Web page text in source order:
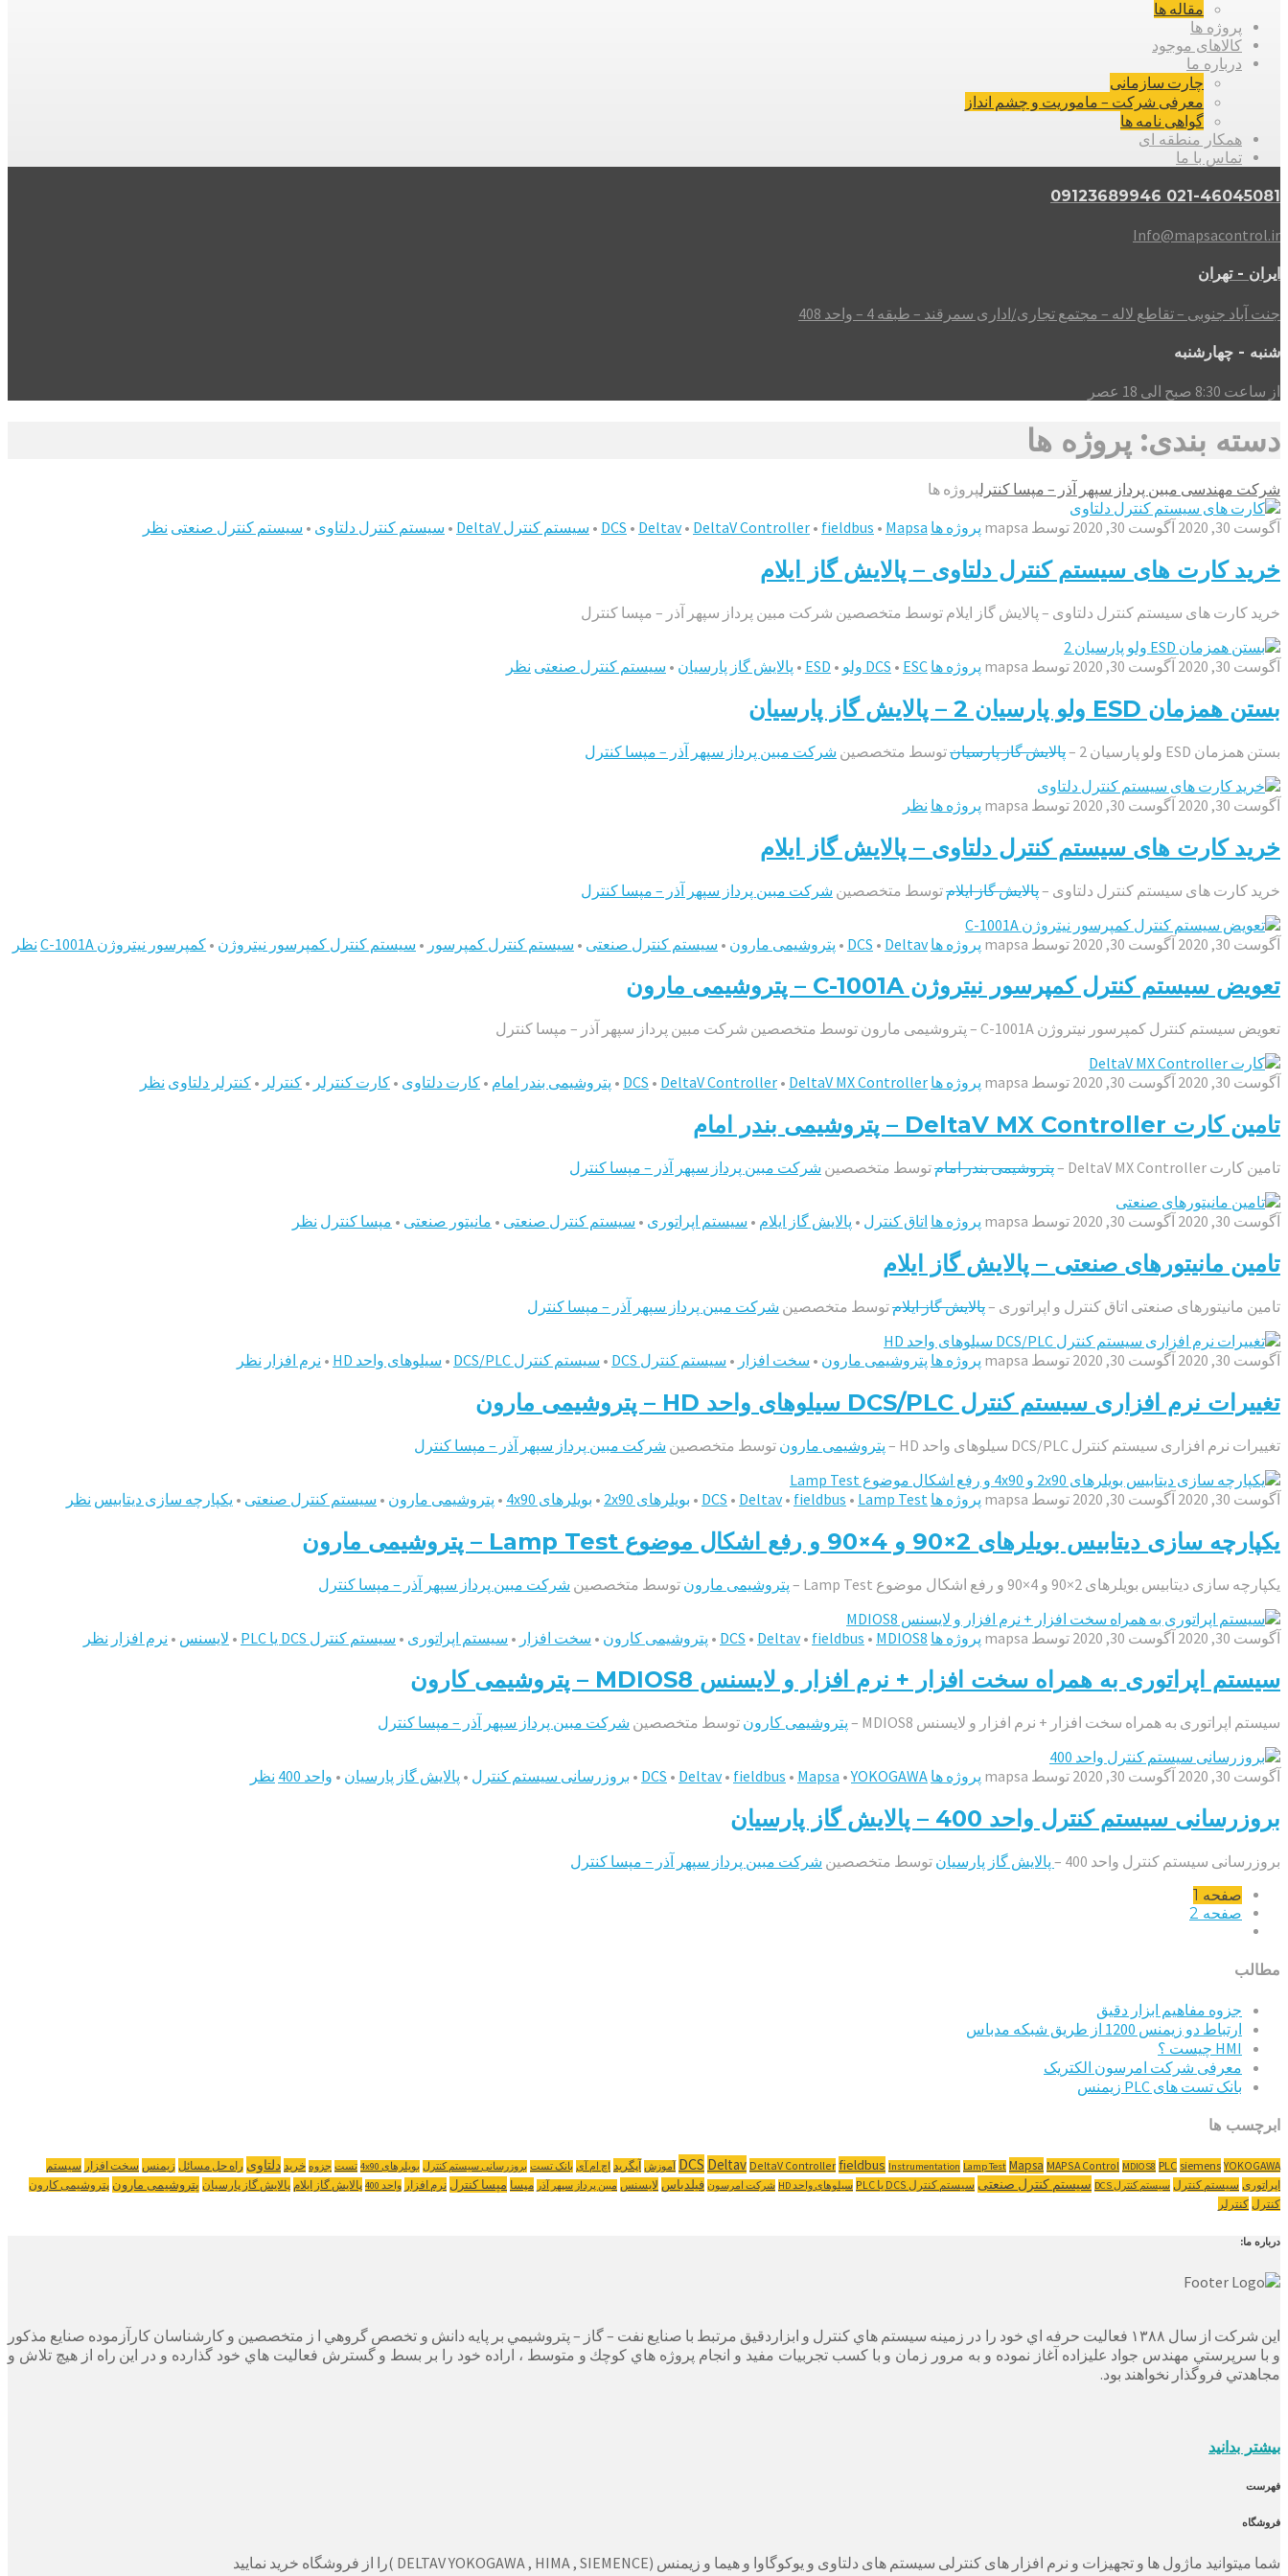
مقاله ها
پروژه ها
کالاهای موجود
درباره ما
چارت سازمانی
معرفی شرکت – ماموریت و چشم انداز
گواهی نامه ها
همکار منطقه ای
تماس با ما
021-46045081 09123689946
Info@mapsacontrol.ir
ایران - تهران
جنت آباد جنوبی – تقاطع لاله – مجتمع تجاری/اداری سمرقند – طبقه 4 – واحد 408
شنبه - چهارشنبه
از ساعت 8:30 صبح الی 18 عصر
دسته بندی: پروژه ها
شرکت مهندسی مبین پرداز سپهر آذر – مپسا کنترلپروژه ها
آگوست 30, 2020
آگوست 30, 2020 توسط mapsa پروژه ها DCS • Deltav• DeltaV Controller • fieldbus • Mapsa
• سیستم کنترل DeltaV • سیستم کنترل دلتاوی • سیستم کنترل صنعتی نظر
خرید کارت های سیستم کنترل دلتاوی – پالایش گاز ایلام
خرید کارت های سیستم کنترل دلتاوی – پالایش گاز ایلام توسط متخصصین شرکت مبین پرداز سپهر آذر – مپسا کنترل
آگوست 30, 2020 آگوست 30, 2020 توسط mapsa پروژه ها DCS • ESC ولو •
ESD
• پالایش گاز پارسیان • سیستم کنترل صنعتی نظر
بستن همزمان ESD ولو پارسیان 2 – پالایش گاز پارسیان
بستن همزمان ESD ولو پارسیان 2 – پالایش گاز پارسیانتوسط متخصصین شرکت مبین پرداز سپهر آذر – مپسا کنترل
آگوست 30, 2020 آگوست 30, 2020 توسط mapsa پروژه ها نظر
خرید کارت های سیستم کنترل دلتاوی – پالایش گاز ایلام
خرید کارت های سیستم کنترل دلتاوی –پالایش گاز ایلامتوسط متخصصین شرکت مبین پرداز سپهر آذر – مپسا کنترل
آگوست 30, 2020 آگوست 30, 2020 توسط mapsa پروژه ها DCS • Deltav
• پتروشیمی مارون • سیستم کنترل صنعتی • سیستم کنترل کمپرسور • سیستم کنترل کمپرسور نیتروژن • کمپرسور نیتروژن C-1001A نظر
تعویض سیستم کنترل کمپرسور نیتروژن C-1001A – پتروشیمی مارون
تعویض سیستم کنترل کمپرسور نیتروژن C-1001A – پتروشیمی مارون توسط متخصصین شرکت مبین پرداز سپهر آذر – مپسا کنترل
آگوست 30, 2020 آگوست 30, 2020 توسط mapsa پروژه ها DCS • DeltaV Controller • DeltaV MX Controller
• پتروشیمی بندر امام • کارت دلتاوی • کارت کنترلر • کنترلر • کنترلر دلتاوی نظر
تامین کارت DeltaV MX Controller – پتروشیمی بندر امام
تامین کارت DeltaV MX Controller – پتروشیمی بندر امامتوسط متخصصین شرکت مبین پرداز سپهر آذر – مپسا کنترل
آگوست 30, 2020 آگوست 30, 2020 توسط mapsa پروژه ها اتاق کنترل • پالایش گاز ایلام • سیستم اپراتوری • سیستم کنترل صنعتی • مانیتور صنعتی • مپسا کنترل نظر
تامین مانیتورهای صنعتی – پالایش گاز ایلام
تامین مانیتورهای صنعتی اتاق کنترل و اپراتوری –پالایش گاز ایلامتوسط متخصصین شرکت مبین پرداز سپهر آذر – مپسا کنترل
آگوست 30, 2020 آگوست 30, 2020 توسط mapsa پروژه ها پتروشیمی مارون • سخت افزار • سیستم کنترل DCS • سیستم کنترل DCS/PLC • سیلوهای واحد HD • نرم افزار نظر
تغییرات نرم افزاری سیستم کنترل DCS/PLC سیلوهای واحد HD – پتروشیمی مارون
تغییرات نرم افزاری سیستم کنترل DCS/PLC سیلوهای واحد HD – پتروشیمی مارون توسط متخصصین شرکت مبین پرداز سپهر آذر – مپسا کنترل
آگوست 30, 2020 آگوست 30, 2020 توسط mapsa پروژه ها DCS • Deltav• fieldbus • Lamp Test
• بویلرهای 2x90 • بویلرهای 4x90 • پتروشیمی مارون • سیستم کنترل صنعتی • یکپارچه سازی دیتابیس نظر
یکپارچه سازی دیتابیس بویلرهای 2×90 و 4×90 و رفع اشکال موضوع Lamp Test – پتروشیمی مارون
یکپارچه سازی دیتابیس بویلرهای 2×90 و 4×90 و رفع اشکال موضوع Lamp Test – پتروشیمی مارون توسط متخصصین شرکت مبین پرداز سپهر آذر – مپسا کنترل
آگوست 30, 2020 آگوست 30, 2020 توسط mapsa پروژه ها DCS • Deltav• fieldbus • MDIOS8
• پتروشیمی کارون • سخت افزار • سیستم اپراتوری • سیستم کنترل ‌DCS یا PLC • لایسنس • نرم افزار نظر
سیستم اپراتوری به همراه سخت افزار + نرم افزار و لایسنس MDIOS8 – پتروشیمی کارون
سیستم اپراتوری به همراه سخت افزار + نرم افزار و لایسنس MDIOS8 – پتروشیمی کارون توسط متخصصین شرکت مبین پرداز سپهر آذر – مپسا کنترل
آگوست 30, 2020 آگوست 30, 2020 توسط mapsa پروژه ها DCS • Deltav• fieldbus • Mapsa •YOKOGAWA
• بروزرسانی سیستم کنترل • پالایش گاز پارسیان • واحد 400 نظر
بروزرسانی سیستم کنترل واحد 400 – پالایش گاز پارسیان
بروزرسانی سیستم کنترل واحد 400 – پالایش گاز پارسیان توسط متخصصین شرکت مبین پرداز سپهر آذر – مپسا کنترل
صفحه 1
صفحه 2
مطالب
جزوه مفاهیم ابزار دقیق
ارتباط دو زیمنس 1200 از طریق شبکه مدباس
HMI چیست ؟
معرفی شرکت امرسون الکتریک
بانک تست های PLC زیمنس
ابرچسب ها
DCS Deltav DeltaV Controller fieldbus Instrumentation Lamp Test Mapsa MAPSA Control MDIOS8 PLC siemens YOKOGAWA آموزش آپگرید اچ ام آی بانک تست بروزرسانی سیستم کنترل بویلرهای 4x90 تست جزوه خرید دلتاوی راه حل مسائل زیمنس سخت افزار سیستم
اپراتوری سیستم کنترل سیستم کنترل DCS سیستم کنترل صنعتی سیستم کنترل ‌DCS یا PLC سیلوهای واحد HD شرکت امرسون فیلدباس لایسنس مبین پرداز سپهر آذر مپسا مپسا کنترل نرم افزار واحد 400 پالایش گاز ایلام پالایش گاز پارسیان پتروشیمی مارون پتروشیمی کارون
کنترل کنترلر
درباره ما:
این شرکت از سال ۱۳۸۸ فعاليت حرفه اي خود را در زمينه سيستم هاي كنترل و ابزاردقيق مرتبط با صنايع نفت – گاز – پتروشيمي بر پايه دانش و تخصص گروهي ا ز متخصصين و كارشناسان كارآزموده صنايع مذكور
و با سرپرستي مهندس جواد عليزاده آغاز نموده و به مرور زمان و با كسب تجربيات مفيد و انجام پروژه هاي كوچك و متوسط ، اراده خود را بر بسط و گسترش فعاليت هاي خود گذارده و در اين راه از هيچ تلاش و
مجاهدتي فروگذار نخواهند بود.
بیشتر بدانید
فهرست
فروشگاه
شما میتوانید ماژول ها و تجهیزات و نرم افزار های کنترلی سیستم های دلتاوی و یوکوگاوا و هیما و زیمنس (DELTAV YOKOGAWA , HIMA , SIEMENCE )را از فروشگاه خرید نمایید